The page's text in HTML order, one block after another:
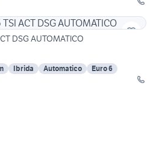
DSG AUTOMATICO
Ibrida Automatico
Euro 6